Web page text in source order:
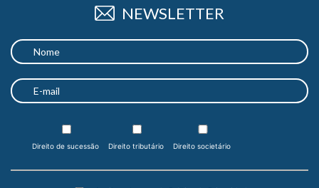
NEWSLETTER
Direito de sucessão Direito tributário Direito societário